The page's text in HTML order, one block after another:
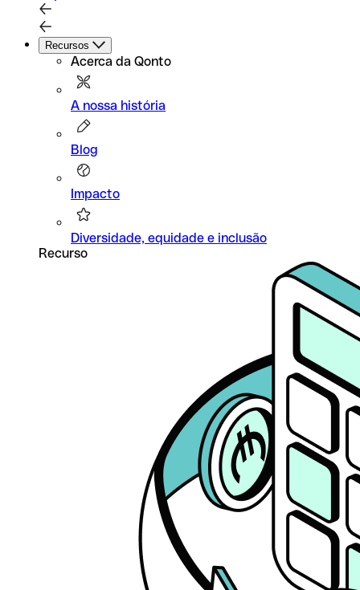
Recursos
Acerca da Qonto
A nossa história
Blog
Impacto
Diversidade, equidade e inclusão
Recurso